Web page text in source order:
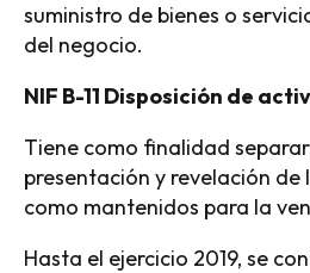
suministro de bienes o
del negocio.
NIF B-11 Disposición de
Tiene como finalidad
presentación y revelación
como mantenidos para la
Hasta el ejercicio 2019, se